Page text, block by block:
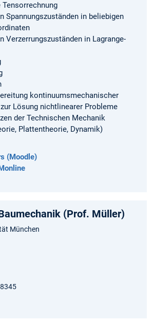
Spannungszuständen in beliebigen
Verzerrungszuständen in Lagrange-
kontinuumsmechanischer
Lösung nichtlinearer Probleme
der Technischen Mechanik
Plattentheorie, Dynamik)
(Moodle)
(Prof. Müller)
München